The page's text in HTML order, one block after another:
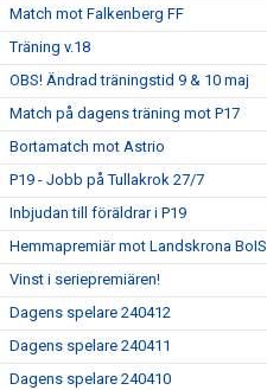
Match mot Falkenberg FF
Träning v.18
OBS! Ändrad träningstid 9 & 10 maj
Match på dagens träning mot P17
Bortamatch mot Astrio
P19 - Jobb på Tullakrok 27/7
Inbjudan till föräldrar i P19
Hemmapremiär mot Landskrona BoIS
Vinst i seriepremiären!
Dagens spelare 240412
Dagens spelare 240411
Dagens spelare 240410